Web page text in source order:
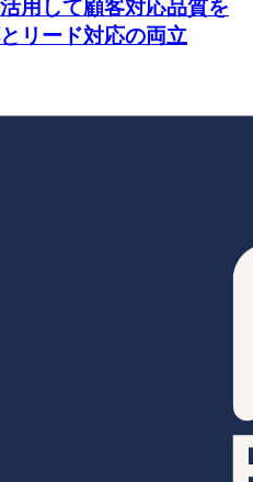
用して顧客対応品質を
リード対応の両立